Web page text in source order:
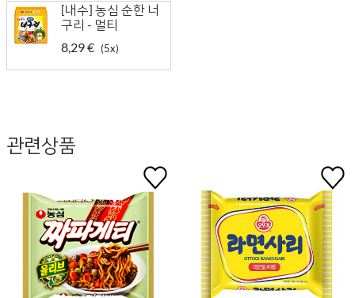
[내수] 농심 순한 너
구리 - 멀티
8,29 € (5x)
관련상품